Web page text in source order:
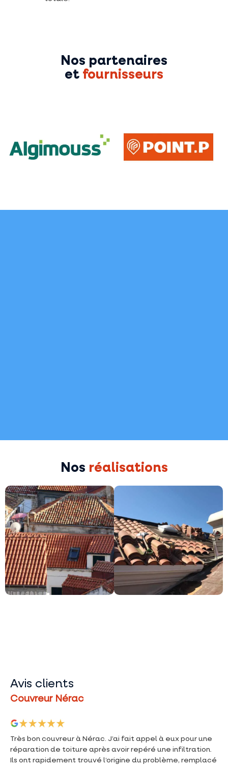
Nos partenaires
et fournisseurs
Nos réalisations
Avis clients
Couvreur Nérac
Très bon couvreur à Nérac. J’ai fait appel à eux pour une
réparation de toiture après avoir repéré une infiltration.
Ils ont rapidement trouvé l’origine du problème, remplacé